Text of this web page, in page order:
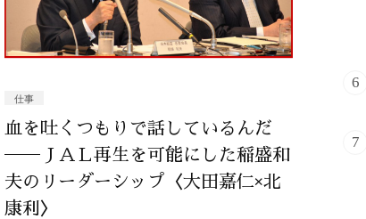
仕事
血を吐くつもりで話しているんだ
──ＪＡＬ再生を可能にした稲盛和
夫のリーダーシップ〈大田嘉仁×北
康利〉